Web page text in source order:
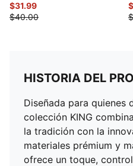
$31.99
$40.00
HISTORIA DEL
Diseñada para quienes
colección KING
la tradición con la
materiales prémium y
ofrece un toque,